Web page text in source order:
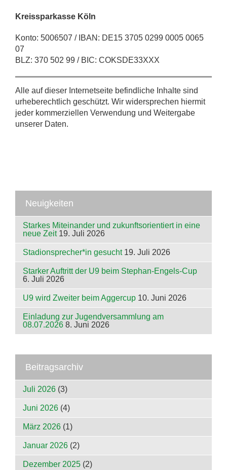
Kreissparkasse Köln
Konto: 5006507 / IBAN: DE15 3705 0299 0005 0065
07
BLZ: 370 502 99 / BIC: COKSDE33XXX
Alle auf dieser Internetseite befindliche Inhalte sind
urheberechtlich geschützt. Wir widersprechen hiermit
jeder kommerziellen Verwendung und Weitergabe
unserer Daten.
Neuigkeiten
Starkes Miteinander und zukunftsorientiert in eine
neue Zeit 19. Juli 2026
Stadionsprecher*in gesucht 19. Juli 2026
Starker Auftritt der U9 beim Stephan-Engels-Cup
6. Juli 2026
U9 wird Zweiter beim Aggercup 10. Juni 2026
Einladung zur Jugendversammlung am
08.07.2026 8. Juni 2026
Beitragsarchiv
Juli 2026 (3)
Juni 2026 (4)
März 2026 (1)
Januar 2026 (2)
Dezember 2025 (2)